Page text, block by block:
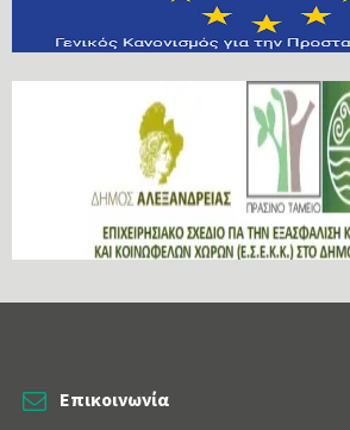
Επικοινωνία